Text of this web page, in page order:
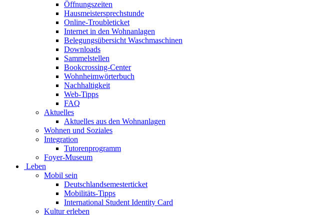
Öffnungszeiten
Hausmeistersprechstunde
Online-Troubleticket
Internet in den Wohnanlagen
Belegungsübersicht Waschmaschinen
Downloads
Sammelstellen
Bookcrossing-Center
Wohnheimwörterbuch
Nachhaltigkeit
Web-Tipps
FAQ
Aktuelles
Aktuelles aus den Wohnanlagen
Wohnen und Soziales
Integration
Tutorenprogramm
Foyer-Museum
Leben
Mobil sein
Deutschlandsemesterticket
Mobilitäts-Tipps
International Student Identity Card
Kultur erleben